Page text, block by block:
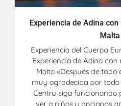
Experiencia de Adina
Malta
Experiencia del Cuerpo
Experiencia de Adina
Malta «Después de todo
muy agradecida por todo
Centru siga funcionando
ver a niños y ancianos